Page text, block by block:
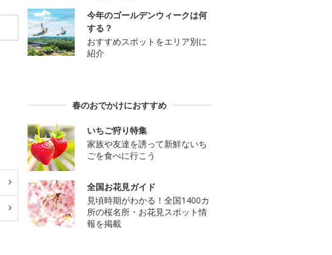
今年のゴールデンウィークは何
する？
おすすめスポットをエリア別に
紹介
春のおでかけにおすすめ
いちご狩り特集
家族や友達を誘って新鮮ないち
ごを食べに行こう
全国お花見ガイド
見頃時期がわかる！全国1400カ
所の桜名所・お花見スポット情
報を掲載